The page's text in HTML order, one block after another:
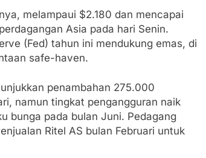
melampaui $2.180 dan mencapai
Asia pada hari Senin.
(Fed) tahun ini mendukung emas, di
safe-haven.
penambahan 275.000
namun tingkat pengangguran naik
bunga pada bulan Juni. Pedagang
Ritel AS bulan Februari untuk